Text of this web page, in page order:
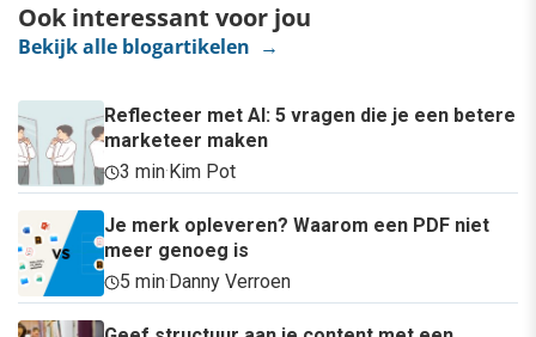
Ook interessant voor jou
Bekijk alle blogartikelen →
Reflecteer met AI: 5 vragen die je een betere
marketeer maken
3 min·Kim Pot
Je merk opleveren? Waarom een PDF niet
meer genoeg is
5 min·Danny Verroen